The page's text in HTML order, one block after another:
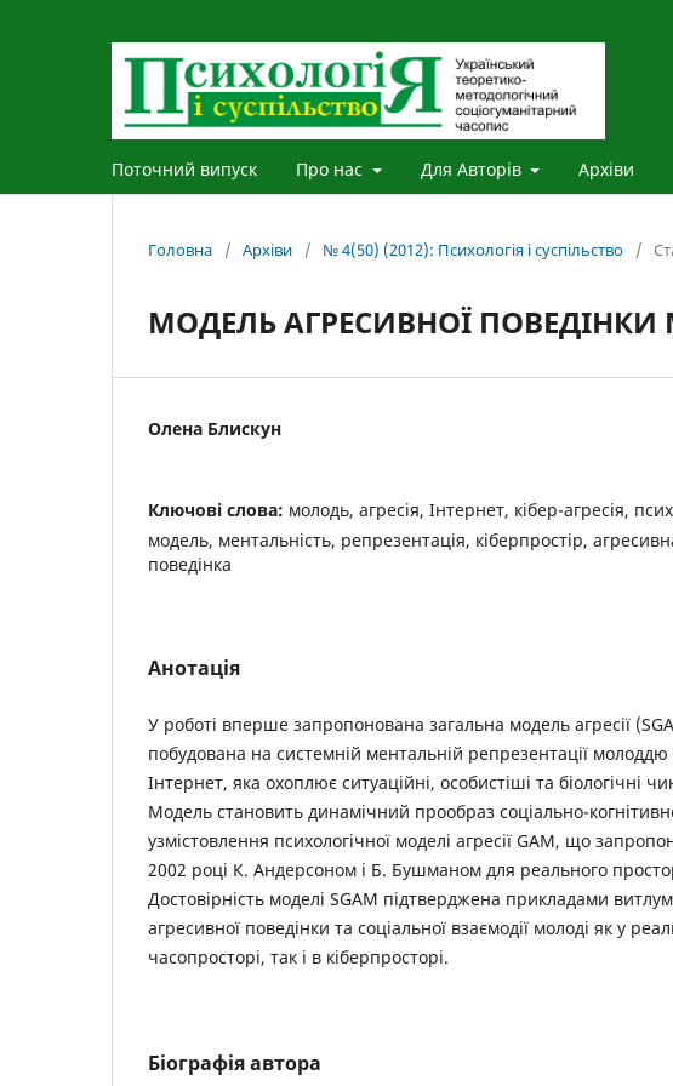
Поточний випуск Про нас Для Авторів Архіви
Головна / Архіви / № 4(50) (2012): Психологія і суспільство /
МОДЕЛЬ АГРЕСИВНОЇ ПОВЕДІНКИ
Олена Блискун
Ключові слова: молодь, агресія, Інтернет, кібер-агресія,
модель, ментальність, репрезентація, кіберпростір,
поведінка
Анотація
У роботі вперше запропонована загальна модель агресії
побудована на системній ментальній репрезентації
Інтернет, яка охоплює ситуаційні, особистіші та біологічні
Модель становить динамічний прообраз соціально-
узмістовлення психологічної моделі агресії GAM, що
2002 році К. Андерсоном і Б. Бушманом для реального
Достовірність моделі SGAM підтверджена прикладами
агресивної поведінки та соціальної взаємодії молоді як у
часопросторі, так і в кіберпросторі.
Біографія автора